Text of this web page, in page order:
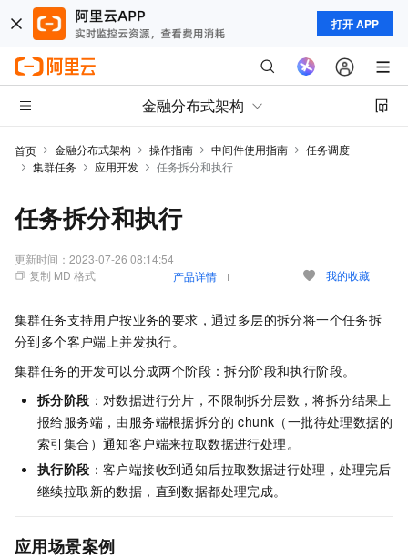
打开 APP
金融分布式架构
首页 金融分布式架构 操作指南 中间件使用指南
任务调度
集群任务
应用开发 任务拆分和执行
任务拆分和执行
更新时间： 2023-07-26 08:14:54
复制 MD 格式
产品详情 我的收藏
集群任务支持用户按业务的要求，通过多层的拆分将一个任务拆
分到多个客户端上并发执行。
集群任务的开发可以分成两个阶段：拆分阶段和执行阶段。
拆分阶段 ：对数据进行分片，不限制拆分层数，将拆分结果上
报给服务端，由服务端根据拆分的 chunk（一批待处理数据的
索引集合）通知客户端来拉取数据进行处理。
执行阶段 ：客户端接收到通知后拉取数据进行处理，处理完后
继续拉取新的数据，直到数据都处理完成。
应用场景案例